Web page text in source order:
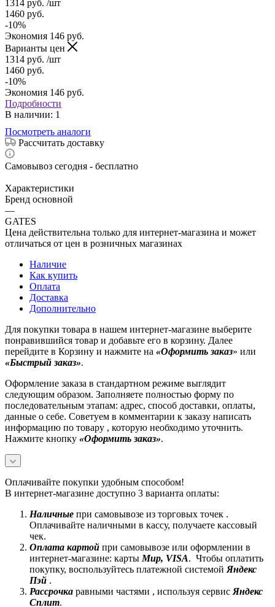
1314 руб. /шт
1460 руб.
-10%
Экономия 146 руб.
Варианты цен
1314 руб. /шт
1460 руб.
-10%
Экономия 146 руб.
Подробности
В наличии: 1
Посмотреть аналоги
Рассчитать доставку
Самовывоз сегодня - бесплатно
Характеристики
Бренд основной
—
GATES
Цена действительна только для интернет-магазина и может
отличаться от цен в розничных магазинах
Наличие
Как купить
Оплата
Доставка
Дополнительно
Для покупки товара в нашем интернет-магазине выберите
понравившийся товар и добавьте его в корзину. Далее
перейдите в Корзину и нажмите на «Оформить заказ» или
«Быстрый заказ».
Оформление заказа в стандартном режиме выглядит
следующим образом. Заполняете полностью форму по
последовательным этапам: адрес, способ доставки, оплаты,
данные о себе. Советуем в комментарии к заказу написать
информацию по товару , которую необходимо уточнить.
Нажмите кнопку «Оформить заказ».
Оплачивайте покупки удобным способом!
В интернет-магазине доступно 3 варианта оплаты:
Наличные при самовывозе из торговых точек .
Оплачивайте наличными в кассу, получаете кассовый
чек.
Оплата картой при самовывозе или оформлении в
интернет-магазине: карты Mир, VISA. Чтобы оплатить
покупку, воспользуйтесь платежной системой Яндекс
Пэй .
Рассрочка равными частями , используя сервис Яндекс
Сплит.